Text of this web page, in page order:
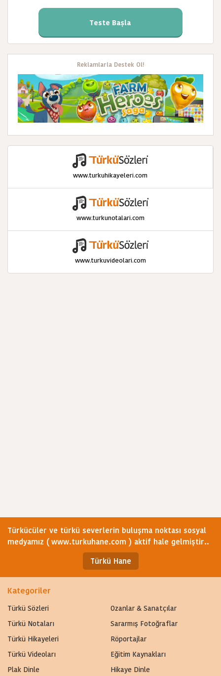
Teste Başla
Reklamlarla Destek Ol!
www.turkuhikayeleri.com
www.turkunotalari.com
www.turkuvideolari.com
Türkücüler ve türkü severlerin buluşma noktası sosyal
medyamız ( www.turkuhane.com ) aktif hale gelmiştir..
Türkü Hane
Kategoriler
Türkü Sözleri
Ozanlar & Sanatçılar
Türkü Notaları
Sararmış Fotoğraflar
Türkü Hikayeleri
Röportajlar
Türkü Videoları
Eğitim Kaynakları
Plak Dinle
Hikaye Dinle